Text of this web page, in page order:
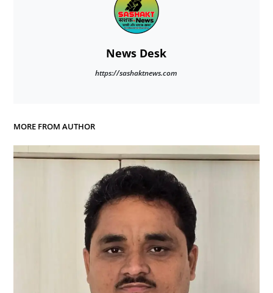
News Desk
https://sashaktnews.com
MORE FROM AUTHOR